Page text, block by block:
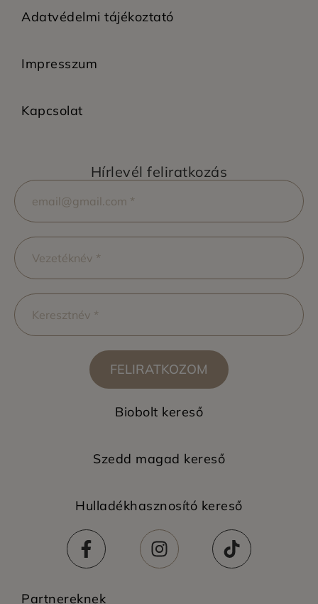
Adatvédelmi tájékoztató
Impresszum
Kapcsolat
Hírlevél feliratkozás
FELIRATKOZOM
Biobolt kereső
Szedd magad kereső
Hulladékhasznosító kereső
Partnereknek